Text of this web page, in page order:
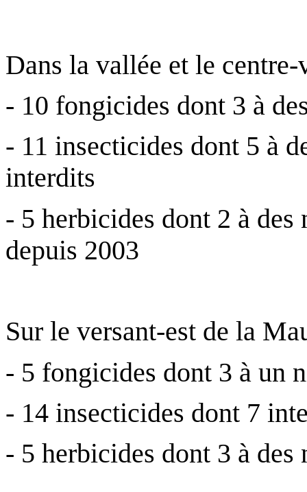
Dans la vallée et le
- 10 fongicides dont 3 à
- 11 insecticides dont 5 à
interdits
- 5 herbicides dont 2 à
depuis 2003
Sur le versant-est de la
- 5 fongicides dont 3 à un
- 14 insecticides dont 7
- 5 herbicides dont 3 à des